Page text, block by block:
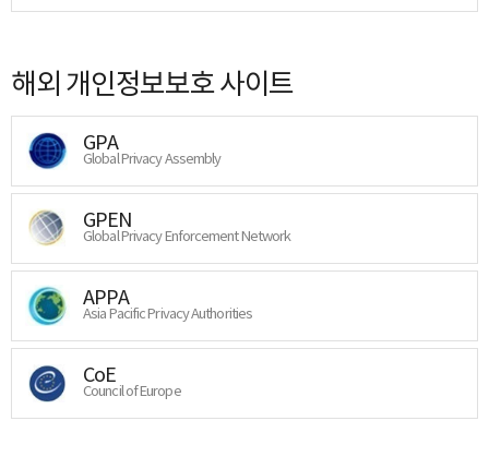
해외 개인정보보호 사이트
GPA
Global Privacy Assembly
GPEN
Global Privacy Enforcement Network
APPA
Asia Pacific Privacy Authorities
CoE
Council of Europe